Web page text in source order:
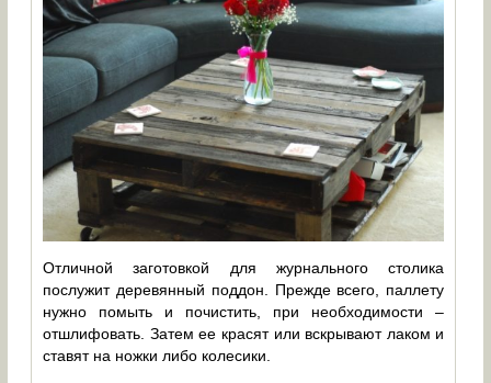
Отличной заготовкой для журнального столика
послужит деревянный поддон. Прежде всего, паллету
нужно помыть и почистить, при необходимости –
отшлифовать. Затем ее красят или вскрывают лаком и
ставят на ножки либо колесики.